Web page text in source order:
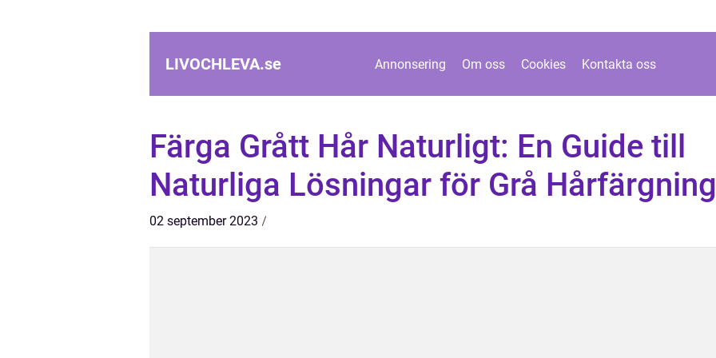
LIVOCHLEVA.se Annonsering Om oss Cookies Kontakta oss
Färga Grått Hår Naturligt: En Guide till
Naturliga Lösningar för Grå Hårfärgning
02 september 2023